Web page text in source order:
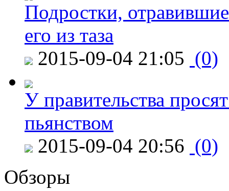
Подростки,
его из таза
2015-09-04 21:05 (0)
У правительства
пьянством
2015-09-04 20:56 (0)
Обзоры